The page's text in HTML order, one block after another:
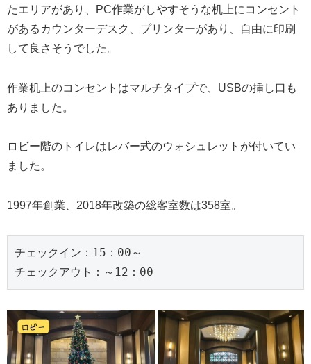
たエリアがあり、PC作業がしやすそうな机上にコンセント
があるカウンターデスク、プリンターがあり、自由に印刷
して良さそうでした。
作業机上のコンセントはマルチタイプで、USBの挿し口も
ありました。
ロビー階のトイレはレバー式のウォシュレットが付いてい
ました。
1997年創業、2018年改築の総客室数は358室。
チェックイン：15：00～
チェックアウト：～12：00